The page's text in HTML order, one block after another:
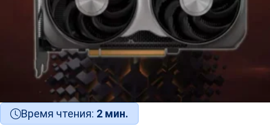
Время чтения: 2 мин.